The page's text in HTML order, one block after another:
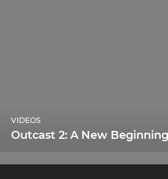
Outcast 2: A New
VIDEOS